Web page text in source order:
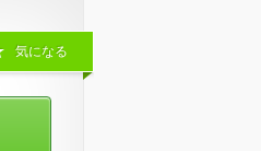
気になる